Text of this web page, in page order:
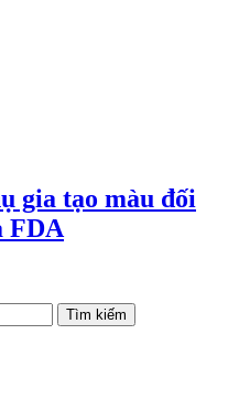
gia tạo màu đối
FDA